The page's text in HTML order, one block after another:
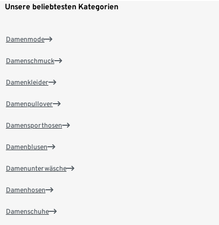
Unsere beliebtesten Kategorien
Damenmode
Damenschmuck
Damenkleider
Damenpullover
Damensporthosen
Damenblusen
Damenunterwäsche
Damenhosen
Damenschuhe